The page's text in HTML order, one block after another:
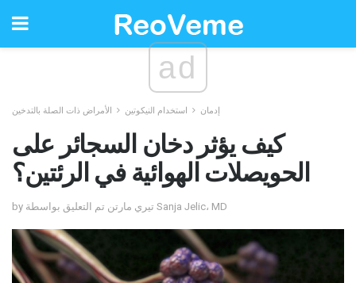
ad
إدمان استخدام النيكوتين الأمراض ذات الصلة بالتدخين
كيف يؤثر دخان السجائر على
الحويصلات الهوائية في الرئتين؟
by تيري مارتن تم التعليق بواسطة Sanja Jelic، MD